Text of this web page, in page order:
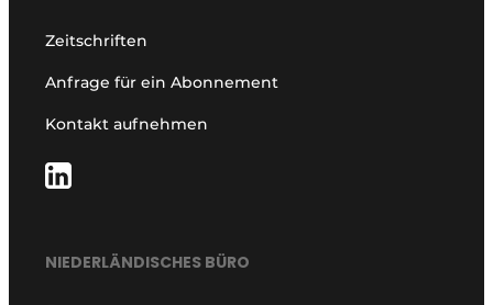
Zeitschriften
Anfrage für ein Abonnement
Kontakt aufnehmen
NIEDERLÄNDISCHES BÜRO